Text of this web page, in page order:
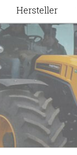
Hersteller